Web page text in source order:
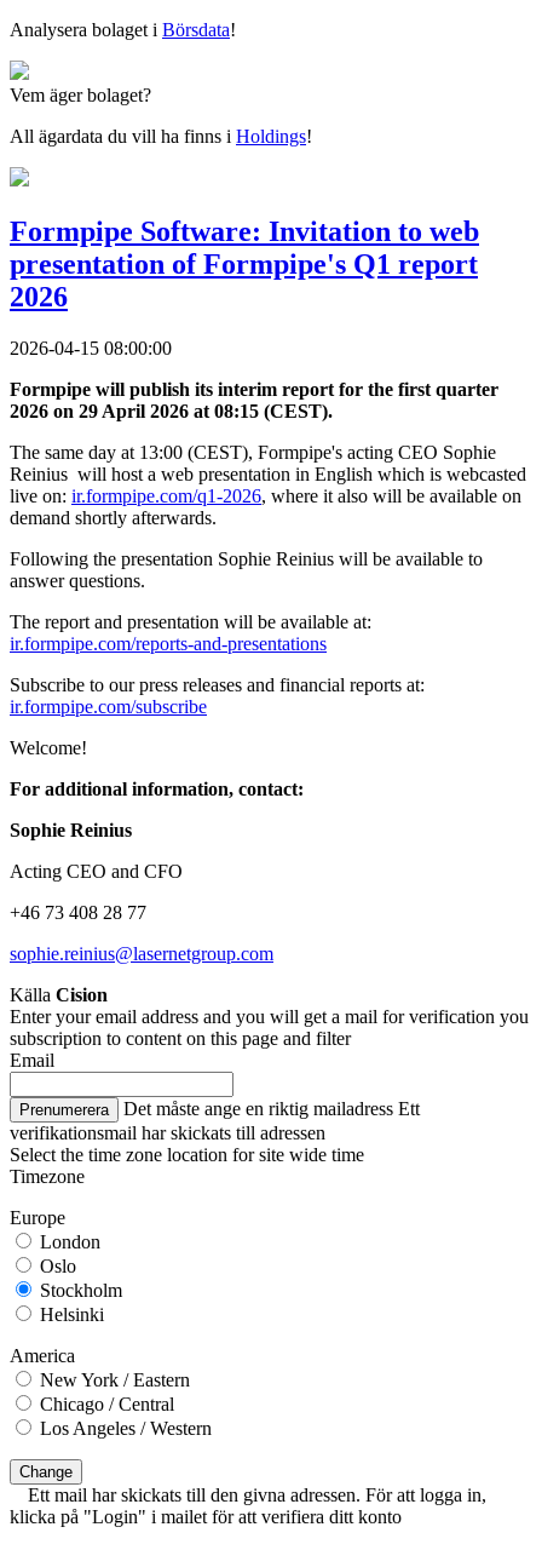
Analysera bolaget i Börsdata!
Vem äger bolaget?
All ägardata du vill ha finns i Holdings!
Formpipe Software: Invitation to web
presentation of Formpipe's Q1 report
2026
2026-04-15 08:00:00
Formpipe will publish its interim report for the first quarter
2026 on 29 April 2026 at 08:15 (CEST).
The same day at 13:00 (CEST), Formpipe's acting CEO Sophie
Reinius will host a web presentation in English which is webcasted
live on: ir.formpipe.com/q1-2026, where it also will be available on
demand shortly afterwards.
Following the presentation Sophie Reinius will be available to
answer questions.
The report and presentation will be available at:
ir.formpipe.com/reports-and-presentations
Subscribe to our press releases and financial reports at:
ir.formpipe.com/subscribe
Welcome!
For additional information, contact:
Sophie Reinius
Acting CEO and CFO
+46 73 408 28 77
sophie.reinius@lasernetgroup.com
Källa Cision
Enter your email address and you will get a mail for verification you
subscription to content on this page and filter
Email
Prenumerera Det måste ange en riktig mailadress Ett
verifikationsmail har skickats till adressen
Select the time zone location for site wide time
Timezone
Europe
London
Oslo
Stockholm
Helsinki
America
New York / Eastern
Chicago / Central
Los Angeles / Western
Change
Ett mail har skickats till den givna adressen. För att logga in,
klicka på "Login" i mailet för att verifiera ditt konto